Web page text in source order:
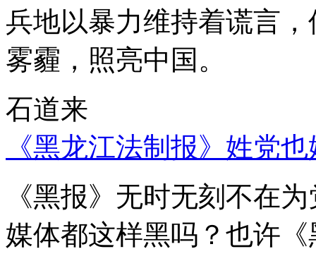
兵地以暴力维持着谎言
雾霾，照亮中国。
石道来
《黑龙江法制报》姓党
《黑报》无时无刻不在
媒体都这样黑吗？也许